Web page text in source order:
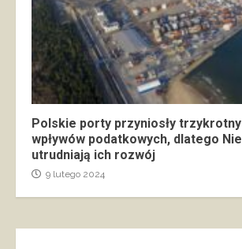
Polskie porty przyniosły
wpływów podatkowych, dlatego
utrudniają ich rozwój
9 lutego 2024